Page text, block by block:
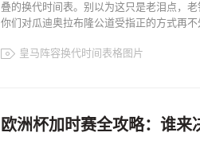
叠的换代时间表。别以为这只是老泪点，
你们对瓜迪奥拉布隆公道受指正的方式再
皇马阵容换代时间表格图片
欧洲杯加时赛全攻略：谁来